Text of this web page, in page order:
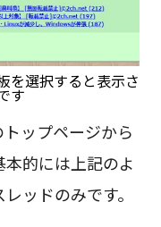
を選択すると表示さ
す
ップページから
的には上記のよ
ッドのみです。